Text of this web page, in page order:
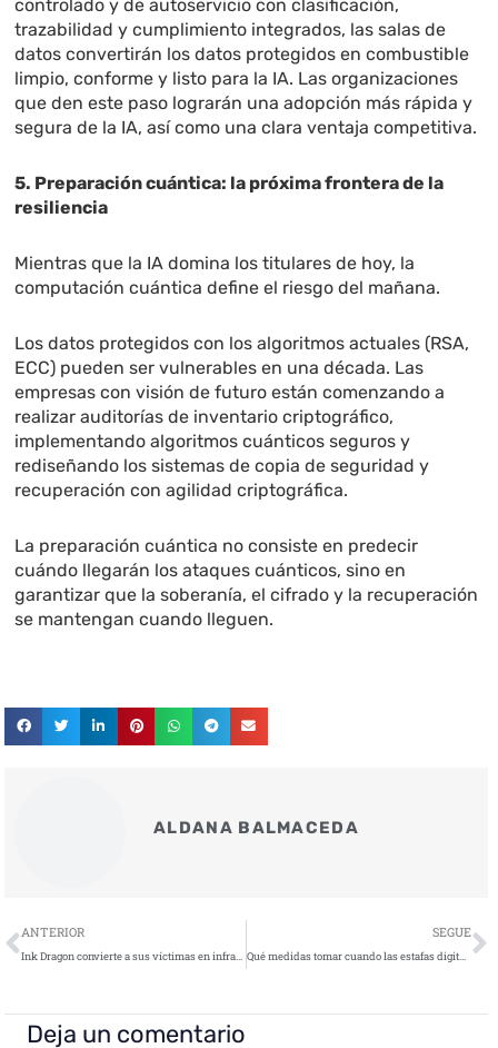
controlado y de autoservicio con clasificación,
trazabilidad y cumplimiento integrados, las salas de
datos convertirán los datos protegidos en combustible
limpio, conforme y listo para la IA. Las organizaciones
que den este paso lograrán una adopción más rápida y
segura de la IA, así como una clara ventaja competitiva.
5. Preparación cuántica: la próxima frontera de la
resiliencia
Mientras que la IA domina los titulares de hoy, la
computación cuántica define el riesgo del mañana.
Los datos protegidos con los algoritmos actuales (RSA,
ECC) pueden ser vulnerables en una década. Las
empresas con visión de futuro están comenzando a
realizar auditorías de inventario criptográfico,
implementando algoritmos cuánticos seguros y
rediseñando los sistemas de copia de seguridad y
recuperación con agilidad criptográfica.
La preparación cuántica no consiste en predecir
cuándo llegarán los ataques cuánticos, sino en
garantizar que la soberanía, el cifrado y la recuperación
se mantengan cuando lleguen.
ALDANA BALMACEDA
Ant
ANTERIOR
Ink Dragon convierte a sus víctimas en infraestructura de ciberataque
SEGUE
Qué medidas tomar cuando las estafas digitales se disparan en fechas festivas
Deja un comentario